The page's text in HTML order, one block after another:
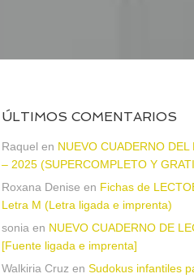
ÚLTIMOS COMENTARIOS
Raquel en NUEVO CUADERNO
– 2025 (SUPERCOMPLETO Y
Roxana Denise en Fichas de
Letra M (Letra ligada e imprenta)
sonia en NUEVO CUADERNO DE
[Fuente ligada e imprenta]
Walkiria Cruz en Sudokus infantiles